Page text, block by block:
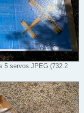
5 servos.JPEG (732.2